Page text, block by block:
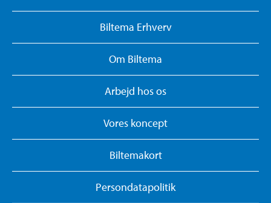
Biltema Erhverv
Om Biltema
Arbejd hos os
Vores koncept
Biltemakort
Persondatapolitik